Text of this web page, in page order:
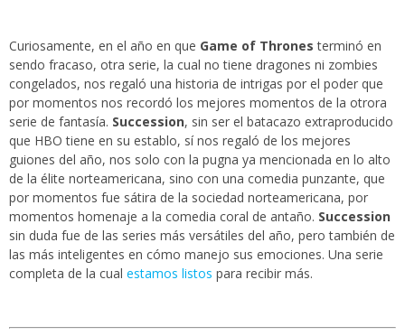
Curiosamente, en el año en que Game of Thrones terminó en
sendo fracaso, otra serie, la cual no tiene dragones ni zombies
congelados, nos regaló una historia de intrigas por el poder que
por momentos nos recordó los mejores momentos de la otrora
serie de fantasía. Succession, sin ser el batacazo extraproducido
que HBO tiene en su establo, sí nos regaló de los mejores
guiones del año, nos solo con la pugna ya mencionada en lo alto
de la élite norteamericana, sino con una comedia punzante, que
por momentos fue sátira de la sociedad norteamericana, por
momentos homenaje a la comedia coral de antaño. Succession
sin duda fue de las series más versátiles del año, pero también de
las más inteligentes en cómo manejo sus emociones. Una serie
completa de la cual estamos listos para recibir más.